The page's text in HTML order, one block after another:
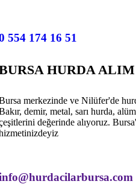
554 174 16 51
HURDA
merkezinde ve Nilüfer'de
demir, metal, sarı hurda,
değerinde alıyoruz.